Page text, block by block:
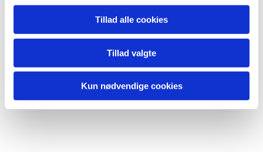
Tillad alle cookies
Tillad valgte
Kun nødvendige cookies